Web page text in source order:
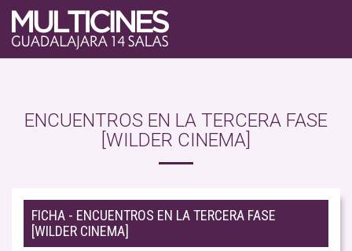
ENCUENTROS EN LA TERCERA FASE
[WILDER CINEMA]
FICHA - ENCUENTROS EN LA TERCERA FASE
[WILDER CINEMA]